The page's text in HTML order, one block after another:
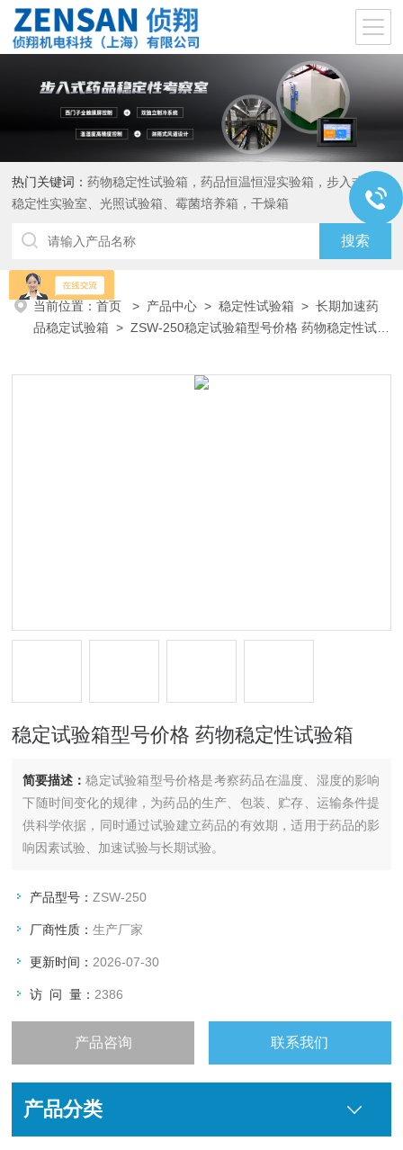
热门关键词：药物稳定性试验箱，药品恒温恒湿实验箱，步入式药品
稳定性实验室、光照试验箱、霉菌培养箱，干燥箱
当前位置：首页 > 产品中心 >稳定性试验箱 >长期加速药
品稳定试验箱 > ZSW-250稳定试验箱型号价格 药物稳定性试验
稳定试验箱型号价格 药物稳定性试验箱
简要描述：稳定试验箱型号价格是考察药品在温度、湿度的影响
下随时间变化的规律，为药品的生产、包装、贮存、运输条件提
供科学依据，同时通过试验建立药品的有效期，适用于药品的影
响因素试验、加速试验与长期试验。
产品型号：ZSW-250
厂商性质：生产厂家
更新时间： 2026-07-30
访 问 量： 2386
产品咨询 联系我们
产品分类